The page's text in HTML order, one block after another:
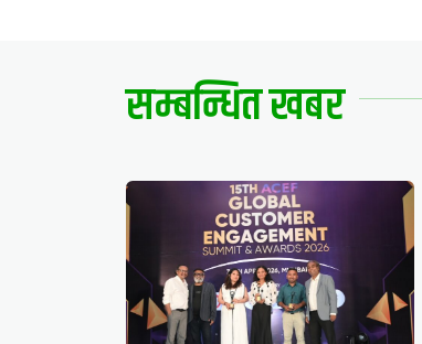
सम्बन्धित खबर